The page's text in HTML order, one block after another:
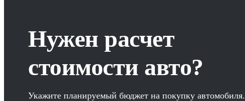
Нужен расчет
стоимости авто?
Укажите планируемый бюджет на покупку автомобиля.